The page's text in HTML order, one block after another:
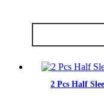
2 Pcs Half